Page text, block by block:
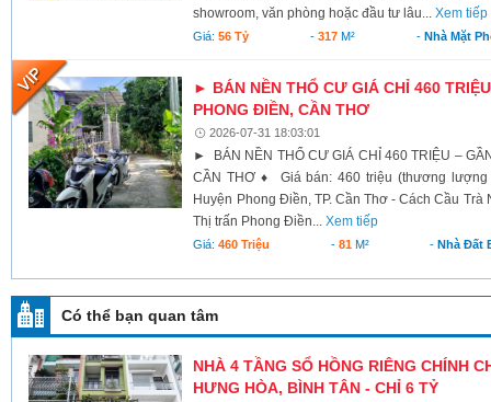
showroom, văn phòng hoặc đầu tư lâu...Xem tiếp
Giá:56 Tỷ -317 M² - Nhà Mặt
► BÁN NỀN THỔ CƯ GIÁ CHỈ 460
PHONG ĐIỀN, CẦN THƠ
2026-07-31 18:03:01
► BÁN NỀN THỔ CƯ GIÁ CHỈ 460 TRIỆU –
CẦN THƠ ♦ Giá bán: 460 triệu (thương
Huyện Phong Điền, TP. Cần Thơ - Cách Cầu Trà
Thị trấn Phong Điền...Xem tiếp
Giá:460 Triệu - 81M² - Nhà Đất
Có thể bạn quan tâm
NHÀ 4 TẦNG SỔ HỒNG RIÊNG CHÍNH
HƯNG HÒA, BÌNH TÂN - CHỈ 6 TỶ